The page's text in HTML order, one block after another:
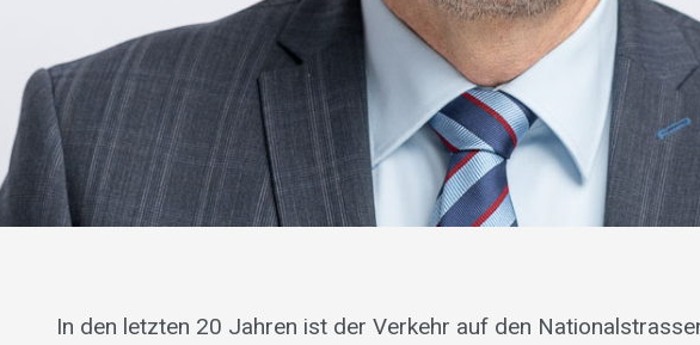
In den letzten 20 Jahren ist der Verkehr auf den